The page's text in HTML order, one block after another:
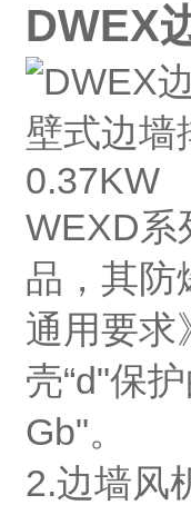
DWEX
WEXD系
品，其防
通用要求
壳“d"保
Gb"。
2.边墙风